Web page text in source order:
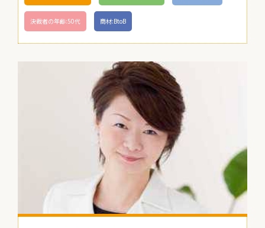
決裁者の年齢:50代 商材:BtoB